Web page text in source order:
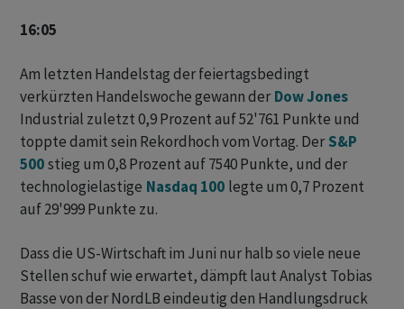
16:05
Am letzten Handelstag der feiertagsbedingt
verkürzten Handelswoche gewann der Dow Jones
Industrial zuletzt 0,9 Prozent auf 52'761 Punkte und
toppte damit sein Rekordhoch vom Vortag. Der S&P
500stieg um 0,8 Prozent auf 7540 Punkte, und der
technologielastige Nasdaq 100 legte um 0,7 Prozent
auf 29'999 Punkte zu.
Dass die US-Wirtschaft im Juni nur halb so viele neue
Stellen schuf wie erwartet, dämpft laut Analyst Tobias
Basse von der NordLB eindeutig den Handlungsdruck